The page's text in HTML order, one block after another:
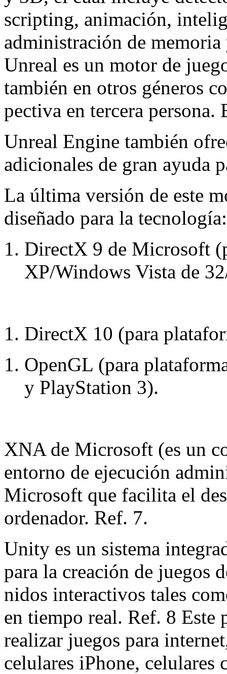
scripting, animación,
administración de
Unreal es un motor de
también en otros géneros
pectiva en tercera
Unreal Engine también
adicionales de gran ayuda
La última versión de este
diseñado para la tecnología:
DirectX 9 de Microsoft
XP/Windows Vista de
DirectX 10 (para
OpenGL (para
y PlayStation 3).
XNA de Microsoft (es un
entorno de ejecución
Microsoft que facilita el
ordenador. Ref. 7.
Unity es un sistema
para la creación de juegos
nidos interactivos tales
en tiempo real. Ref. 8 Este
realizar juegos para
celulares iPhone, celulares